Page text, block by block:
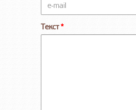
Текст